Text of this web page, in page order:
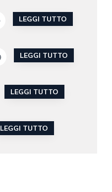
LEGGI TUTTO
LEGGI TUTTO
LEGGI TUTTO
LEGGI TUTTO